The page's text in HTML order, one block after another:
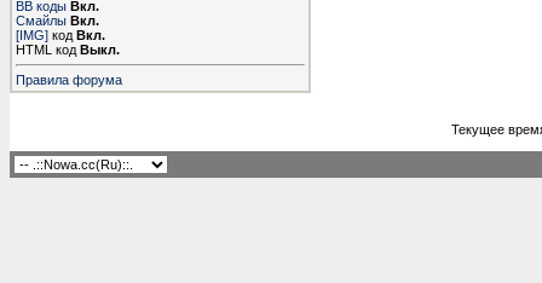
BB коды Вкл.
Смайлы Вкл.
[IMG] код Вкл.
HTML код Выкл.
Правила форума
Текущее